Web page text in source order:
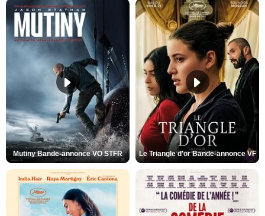
Mutiny Bande-annonce VO STFR Le Triangle d'or Bande-annonce VF